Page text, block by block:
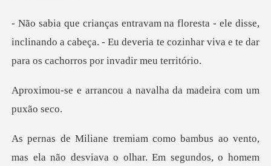
sse,
inclinando a cabeça. - Eu deveria te cozinhar viv
ou a navalha da madei